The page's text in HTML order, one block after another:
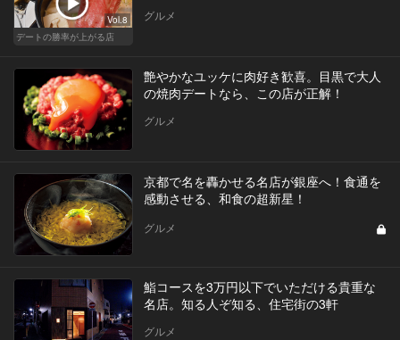
Vol.8
デートの勝率が上がる店
グルメ
艶やかなユッケに肉好き歓喜。目黒で大人
の焼肉デートなら、この店が正解！
グルメ
京都で名を轟かせる名店が銀座へ！食通を
感動させる、和食の超新星！
グルメ
鮨コースを3万円以下でいただける貴重な
名店。知る人ぞ知る、住宅街の3軒
グルメ